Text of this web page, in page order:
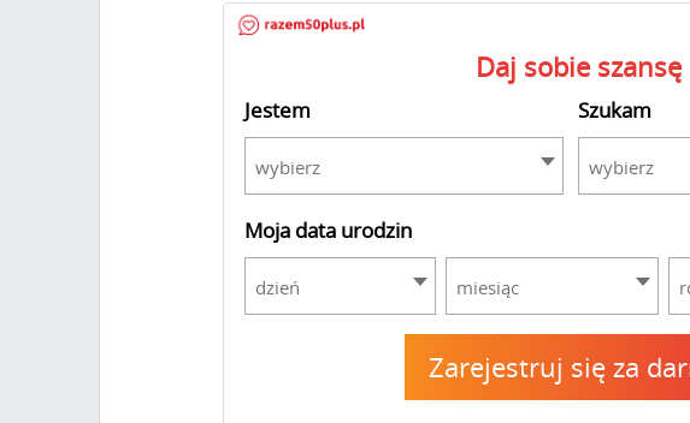
Daj sobie szansę
Jestem
wybierz
Szukam
wybierz
Moja data urodzin
dzień miesiąc
Zarejestruj się za